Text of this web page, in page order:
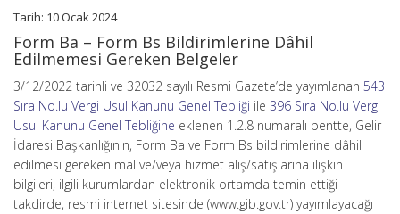
Tarih: 10 Ocak 2024
Form Ba – Form Bs Bildirimlerine Dâhil
Edilmemesi Gereken Belgeler
3/12/2022 tarihli ve 32032 sayılı Resmi Gazete’de yayımlanan 543
Sıra No.lu Vergi Usul Kanunu Genel Tebliği ile 396 Sıra No.lu Vergi
Usul Kanunu Genel Tebliğine eklenen 1.2.8 numaralı bentte, Gelir
İdaresi Başkanlığının, Form Ba ve Form Bs bildirimlerine dâhil
edilmesi gereken mal ve/veya hizmet alış/satışlarına ilişkin
bilgileri, ilgili kurumlardan elektronik ortamda temin ettiği
takdirde, resmi internet sitesinde (www.gib.gov.tr) yayımlayacağı